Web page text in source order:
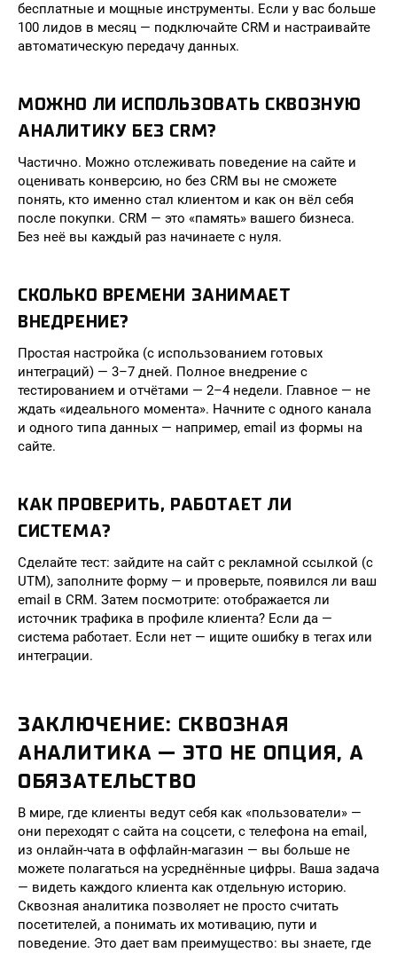
бесплатные и мощные инструменты. Если у вас больше
100 лидов в месяц — подключайте CRM и настраивайте
автоматическую передачу данных.
МОЖНО ЛИ ИСПОЛЬЗОВАТЬ СКВОЗНУЮ
АНАЛИТИКУ БЕЗ CRM?
Частично. Можно отслеживать поведение на сайте и
оценивать конверсию, но без CRM вы не сможете
понять, кто именно стал клиентом и как он вёл себя
после покупки. CRM — это «память» вашего бизнеса.
Без неё вы каждый раз начинаете с нуля.
СКОЛЬКО ВРЕМЕНИ ЗАНИМАЕТ
ВНЕДРЕНИЕ?
Простая настройка (с использованием готовых
интеграций) — 3–7 дней. Полное внедрение с
тестированием и отчётами — 2–4 недели. Главное — не
ждать «идеального момента». Начните с одного канала
и одного типа данных — например, email из формы на
сайте.
КАК ПРОВЕРИТЬ, РАБОТАЕТ ЛИ
СИСТЕМА?
Сделайте тест: зайдите на сайт с рекламной ссылкой (с
UTM), заполните форму — и проверьте, появился ли ваш
email в CRM. Затем посмотрите: отображается ли
источник трафика в профиле клиента? Если да —
система работает. Если нет — ищите ошибку в тегах или
интеграции.
ЗАКЛЮЧЕНИЕ: СКВОЗНАЯ
АНАЛИТИКА — ЭТО НЕ ОПЦИЯ, А
ОБЯЗАТЕЛЬСТВО
В мире, где клиенты ведут себя как «пользователи» —
они переходят с сайта на соцсети, с телефона на email,
из онлайн-чата в оффлайн-магазин — вы больше не
можете полагаться на усреднённые цифры. Ваша задача
— видеть каждого клиента как отдельную историю.
Сквозная аналитика позволяет не просто считать
посетителей, а понимать их мотивацию, пути и
поведение. Это дает вам преимущество: вы знаете, где